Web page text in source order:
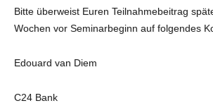
Bitte überweist Euren Teilnahmebeitrag
Wochen vor Seminarbeginn auf folgendes
Edouard van Diem
C24 Bank